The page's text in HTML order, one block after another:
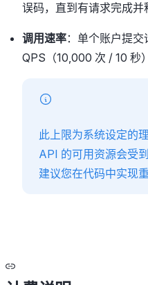
误码，直到有请求完成并
调用速率：单个账户提
QPS（10,000 次 / 10 秒
此上限为系统设定的
API 的可用资源会受
建议您在代码中实现重